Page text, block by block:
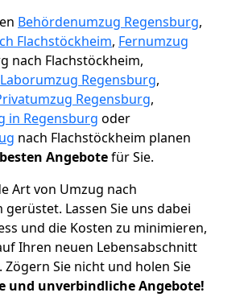
Behördenumzug Regensburg,
Flachstöckheim, Fernumzug
nach Flachstöckheim,
Laborumzug Regensburg,
Regensburg,
in Regensburg oder
nach Flachstöckheim planen
Angebotefür Sie.
Art von Umzug nach
gerüstet. Lassen Sie uns dabei
und die Kosten zu minimieren,
Ihren neuen Lebensabschnitt
Zögern Sie nicht und holen Sie
und unverbindliche Angebote!